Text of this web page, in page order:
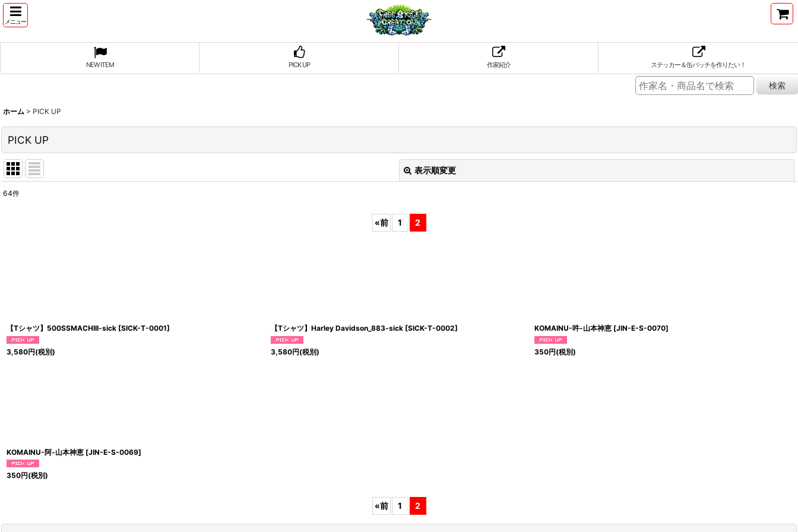
メニュー
NEW ITEM PICK UP 作家紹介 ステッカー＆缶バッチを作りたい！
ホーム > PICK UP
PICK UP
表示順変更
64件
«前 1 2
【Tシャツ】500SSMACHIII-sick [SICK-T-0001]
3,580円(税別)
【Tシャツ】Harley Davidson_883-sick [SICK-T-0002]
3,580円(税別)
KOMAINU-吽-山本神恵 [JIN-E-S-0070]
350円(税別)
KOMAINU-阿-山本神恵 [JIN-E-S-0069]
350円(税別)
«前 1 2